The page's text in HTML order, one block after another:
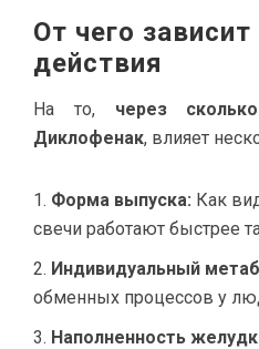
От чего
действия
На то, через
Диклофенак, влияет
Форма выпуска: Как
свечи работают быстрее
Индивидуальный
обменных процессов у
Наполненность